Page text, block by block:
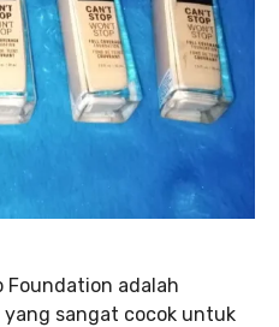
Foundation adalah
sangat cocok untuk